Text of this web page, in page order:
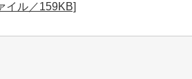
イル／159KB]